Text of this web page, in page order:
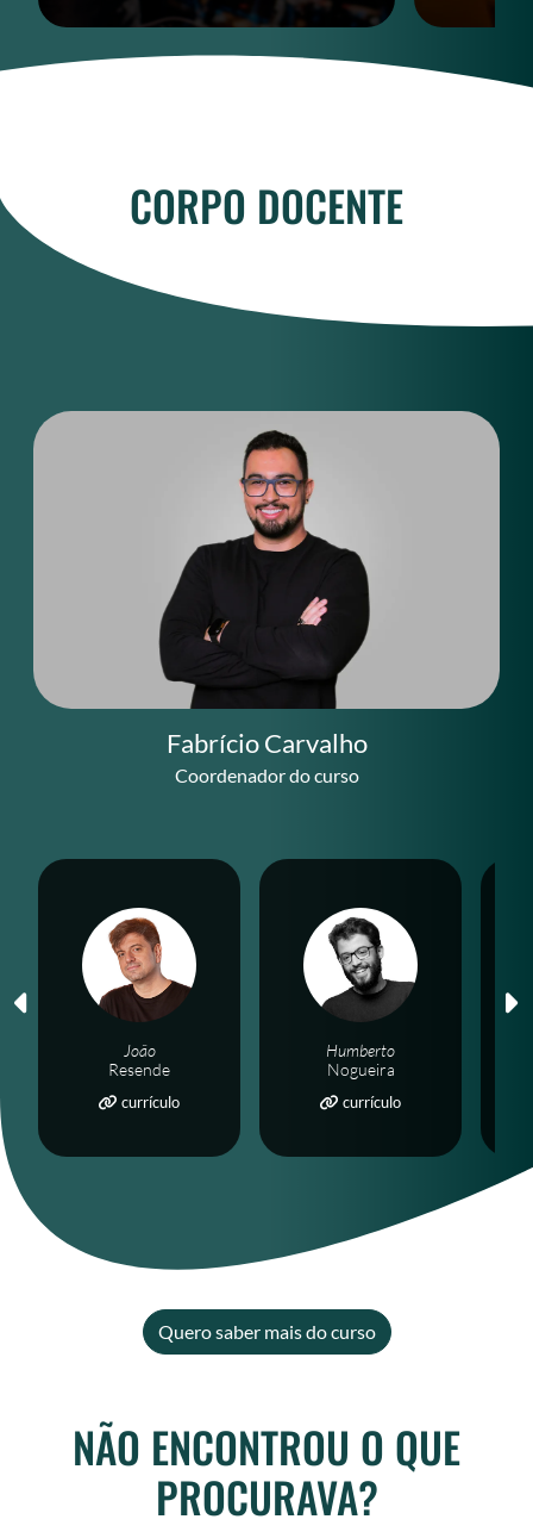
CORPO DOCENTE
Fabrício Carvalho
Coordenador do curso
João
Resende
currículo
Humberto
Nogueira
currículo
Quero saber mais do curso
NÃO ENCONTROU O QUE
PROCURAVA?